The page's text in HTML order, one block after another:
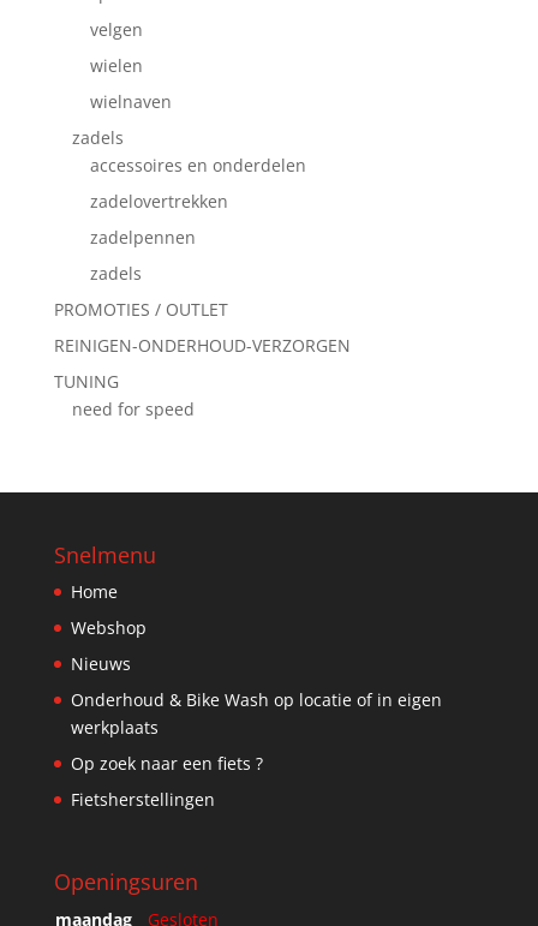
velgen
wielen
wielnaven
zadels
accessoires en onderdelen
zadelovertrekken
zadelpennen
zadels
PROMOTIES / OUTLET
REINIGEN-ONDERHOUD-VERZORGEN
TUNING
need for speed
Snelmenu
Home
Webshop
Nieuws
Onderhoud & Bike Wash op locatie of in eigen
werkplaats
Op zoek naar een fiets ?
Fietsherstellingen
Openingsuren
maandag
Gesloten